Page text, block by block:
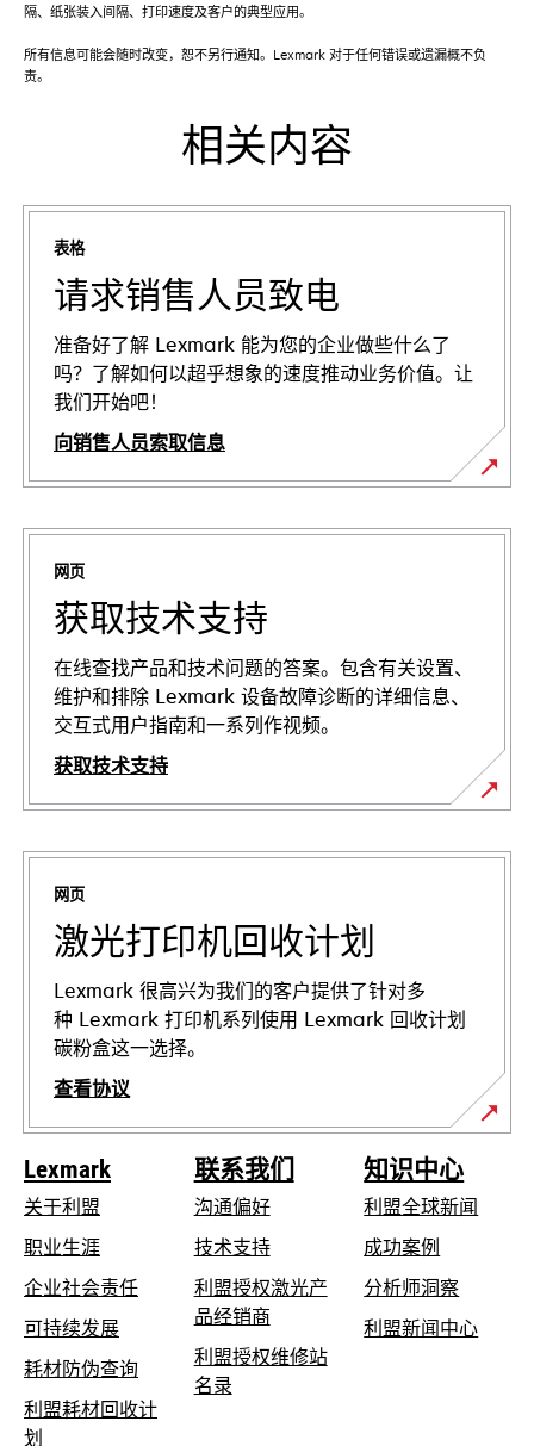
隔、纸张装入间隔、打印速度及客户的典型应用。
所有信息可能会随时改变，恕不另行通知。Lexmark 对于任何错误或遗漏概不负
责。
相关内容
表格
请求销售人员致电
准备好了解 Lexmark 能为您的企业做些什么了
吗？了解如何以超乎想象的速度推动业务价值。让
我们开始吧！
向销售人员索取信息
网页
获取技术支持
在线查找产品和技术问题的答案。包含有关设置、
维护和排除 Lexmark 设备故障诊断的详细信息、
交互式用户指南和一系列作视频。
获取技术支持
在
新
网页
激光打印机回收计划
Lexmark 很高兴为我们的客户提供了针对多
种 Lexmark 打印机系列使用 Lexmark 回收计划
碳粉盒这一选择。
查看协议
Lexmark
关于利盟
职业生涯
企业社会责任在
签
页
可持续发展
耗材防伪查询
新
标
利盟耗材回收计
划
联系我们
沟通偏好
技术支持在
新
标
签
页
利盟授权激光产
品经销商
利盟授权维修站
名录在
知识中心
利盟全球新闻
成功案例
分析师洞察
利盟新闻中心在